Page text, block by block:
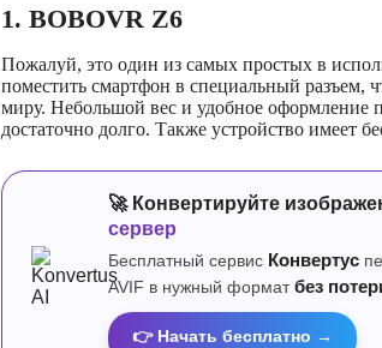
1. BOBOVR Z6
Пожалуй, это один из самых простых в
поместить смартфон в специальный разъем,
миру. Небольшой вес и удобное оформление
достаточно долго. Также устройство имеет
🚀 Конвертируйте
сервер
Бесплатный сервис Конвертус
AVIF в нужный формат без
👉 Начать бесплатно →